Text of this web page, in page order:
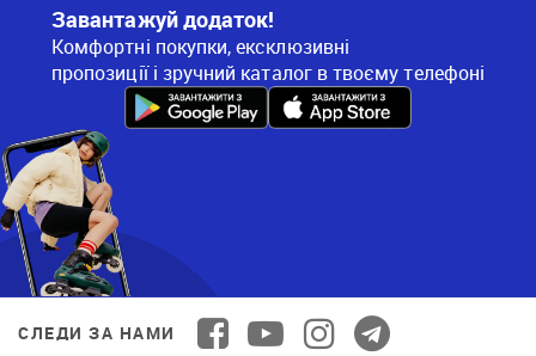
Завантажуй додаток!
Комфортні покупки, ексклюзивні
пропозиції і зручний каталог в твоєму телефоні
СЛЕДИ ЗА НАМИ